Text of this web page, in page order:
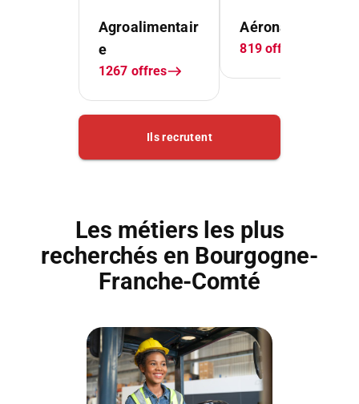
Les métiers les plus
recherchés en Bourgogne-
Franche-Comté